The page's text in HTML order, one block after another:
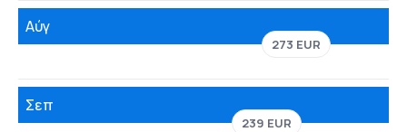
Αύγ
273 EUR
Σεπ
239 EUR